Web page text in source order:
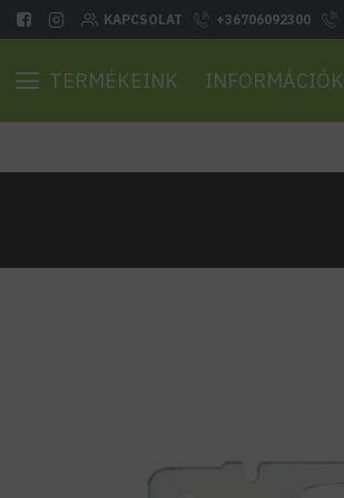
KAPCSOLAT +36706092300
TERMÉKEINK INFORMÁCIÓK